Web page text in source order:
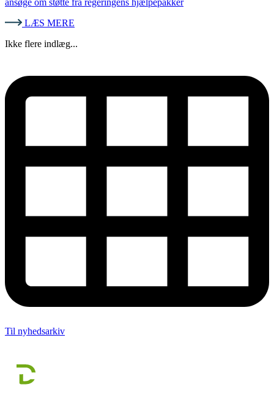
LÆS MERE
Ikke flere indlæg...
Til nyhedsarkiv